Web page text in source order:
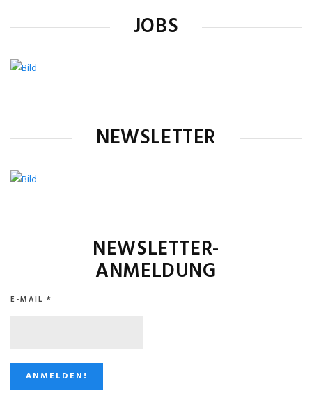
JOBS
NEWSLETTER
NEWSLETTER-
ANMELDUNG
E-MAIL *